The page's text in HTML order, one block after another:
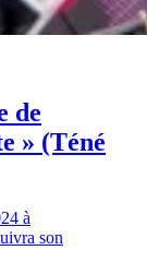
de
» (Téné
à
son